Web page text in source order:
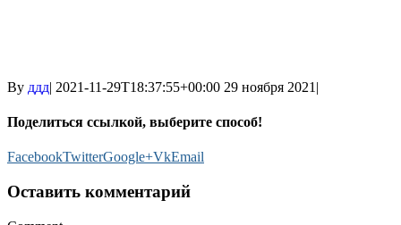
By ддд| 2021-11-29T18:37:55+00:00 29 ноября 2021 |
Поделиться ссылкой, выберите способ!
FacebookTwitterGoogle+VkEmail
Оставить комментарий